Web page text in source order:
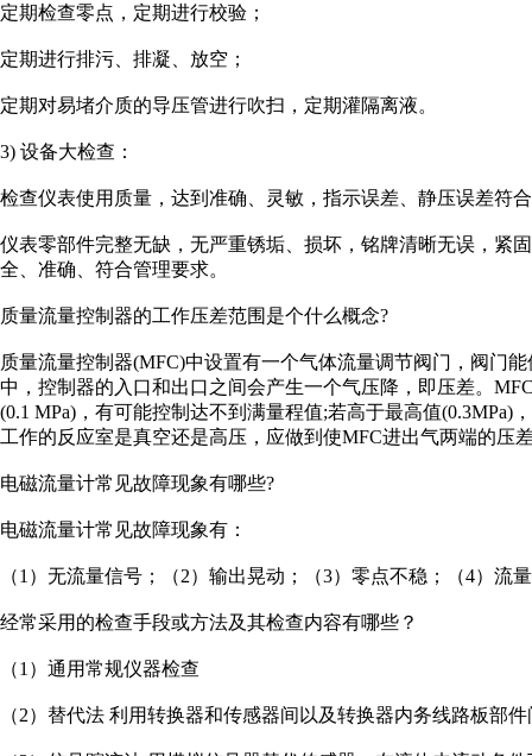
定期检查零点，定期进行校验；
定期进行排污、排凝、放空；
定期对易堵介质的导压管进行吹扫，定期灌隔离液。
3) 设备大检查：
检查仪表使用质量，达到准确、灵敏，指示误差、静压误差符
仪表零部件完整无缺，无严重锈垢、损坏，铭牌清晰无误，紧
全、准确、符合管理要求。
质量流量控制器的工作压差范围是个什么概念?
质量流量控制器(MFC)中设置有一个气体流量调节阀门，阀门
中，控制器的入口和出口之间会产生一个气压降，即压差。
(0.1 MPa)，有可能控制达不到满量程值;若高于最高值
工作的反应室是真空还是高压，应做到使MFC进出气两端的压
电磁流量计常见故障现象有哪些?
电磁流量计常见故障现象有：
（1）无流量信号；（2）输出晃动；（3）零点不稳；（4）
经常采用的检查手段或方法及其检查内容有哪些？
（1）通用常规仪器检查
（2）替代法 利用转换器和传感器间以及转换器内务线路板部